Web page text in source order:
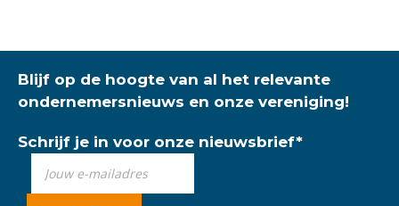
Blijf op de hoogte van al het relevante
ondernemersnieuws en onze vereniging!
Schrijf je in voor onze nieuwsbrief*